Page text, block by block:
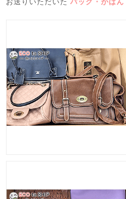
お送りいただいた バッグ・かばん